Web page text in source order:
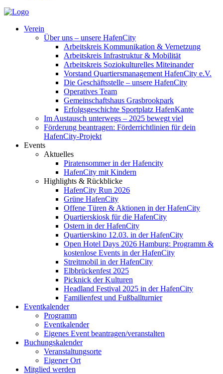
Verein
Über uns – unsere HafenCity
Arbeitskreis Kommunikation & Vernetzung
Arbeitskreis Infrastruktur & Mobilität
Arbeitskreis Soziokulturelles Miteinander
Vorstand Quartiersmanagement HafenCity e.V.
Die Geschäftsstelle – unsere HafenCity
Operatives Team
Gemeinschaftshaus Grasbrookpark
Erfolgsgeschichte Sportplatz HafenKante
Im Austausch unterwegs – 2025 bewegt viel
Förderung beantragen: Förderrichtlinien für dein
HafenCity-Projekt
Events
Aktuelles
Piratensommer in der Hafencity
HafenCity mit Kindern
Highlights & Rückblicke
HafenCity Run 2026
Grüne HafenCity
Offene Türen & Aktionen in der HafenCity
Quartierskiosk für die HafenCity
Ostern in der HafenCity
Quartierskino 12.03. in der HafenCity
Open Hotel Days 2026 Hamburg: Programm &
kostenlose Events in der HafenCity
Streitmobil in der HafenCity
Elbbrückenfest 2025
Picknick der Kulturen
Headland Festival 2025 in der HafenCity
Familienfest und Fußballturnier
Eventkalender
Programm
Eventkalender
Eigenes Event beantragen/veranstalten
Buchungskalender
Veranstaltungsorte
Eigener Ort
Mitglied werden